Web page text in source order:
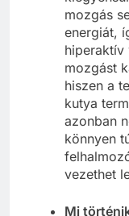
mozgás
energiát,
hiperaktív
mozgást
hiszen a
kutya
azonban
könnyen
vezethet
Mi